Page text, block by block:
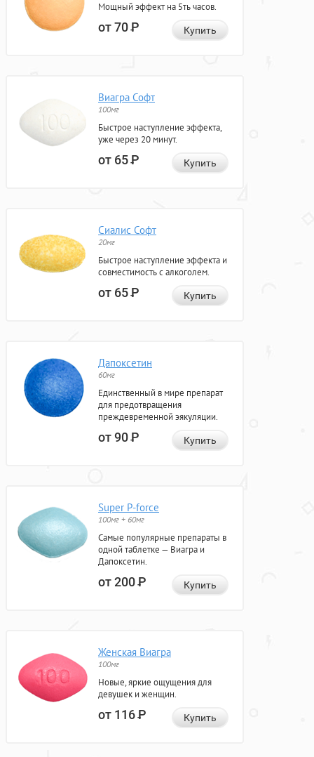
Мощный эффект на 5ть часов.
от 70Р Купить
Виагра Софт
100мг
Быстрое наступление эффекта,
уже через 20 минут.
от 65Р Купить
Сиалис Софт
20мг
Быстрое наступление эффекта и
совместимость с алкоголем.
от 65Р Купить
Дапоксетин
60мг
Единственный в мире препарат
для предотвращения
преждевременной эякуляции.
от 90Р Купить
Super P-force
100мг + 60мг
Самые популярные препараты в
одной таблетке — Виагра и
Дапоксетин.
от 200Р Купить
Женская Виагра
100мг
Новые, яркие ощущения для
девушек и женщин.
от 116Р Купить